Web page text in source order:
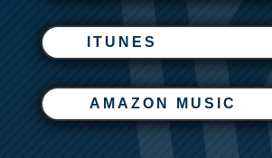
ITUNES
AMAZON MUSIC